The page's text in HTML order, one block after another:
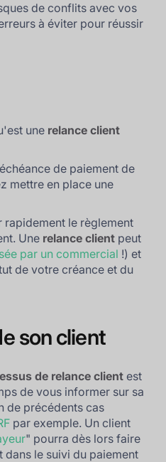
de conflits avec vos
à éviter pour réussir
une relance client
de paiement de
mettre en place une
le règlement
Une relance client peut
par un commercial !) et
de votre créance et du
son client
de relance clientest
de vous informer sur sa
de précédents cas
par exemple. Un client
" pourra dès lors faire
le suivi du paiement